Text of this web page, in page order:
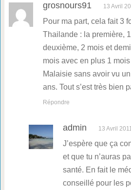
grosnours91 13 Avril
Pour ma part, cela fait 3
Thailande : la première,
deuxième, 2 mois et
mois avec en plus 1
Malaisie sans avoir vu
ans. Tout s’est très bien
Répondre
admin 13 Avril
J’espère que ça
et que tu n’auras
santé. En fait le
conseillé pour les